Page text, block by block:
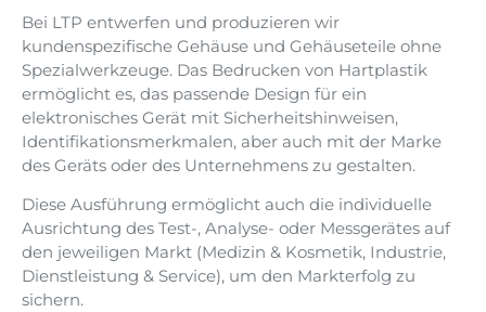
Bei LTP entwerfen und produzieren wir
kundenspezifische Gehäuse und Gehäuseteile ohne
Spezialwerkzeuge. Das Bedrucken von Hartplastik
ermöglicht es, das passende Design für ein
elektronisches Gerät mit Sicherheitshinweisen,
Identifikationsmerkmalen, aber auch mit der Marke
des Geräts oder des Unternehmens zu gestalten.
Diese Ausführung ermöglicht auch die individuelle
Ausrichtung des Test-, Analyse- oder Messgerätes auf
den jeweiligen Markt (Medizin & Kosmetik, Industrie,
Dienstleistung & Service), um den Markterfolg zu
sichern.